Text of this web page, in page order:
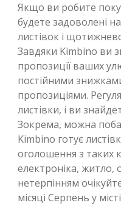
Якщо ви робите
будете задоволені
листівок і
Завдяки Kimbino ви
пропозиції ваших
постійними
пропозиціями.
листівки, і ви
Зокрема, можна
Kimbino готує
оголошення з таких
електроніка, житло,
нетерпінням
місяці Серпень у